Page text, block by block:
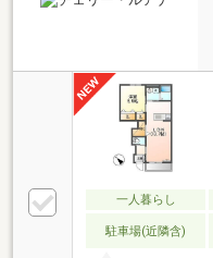
一人暮らし
駐車場(近隣含)